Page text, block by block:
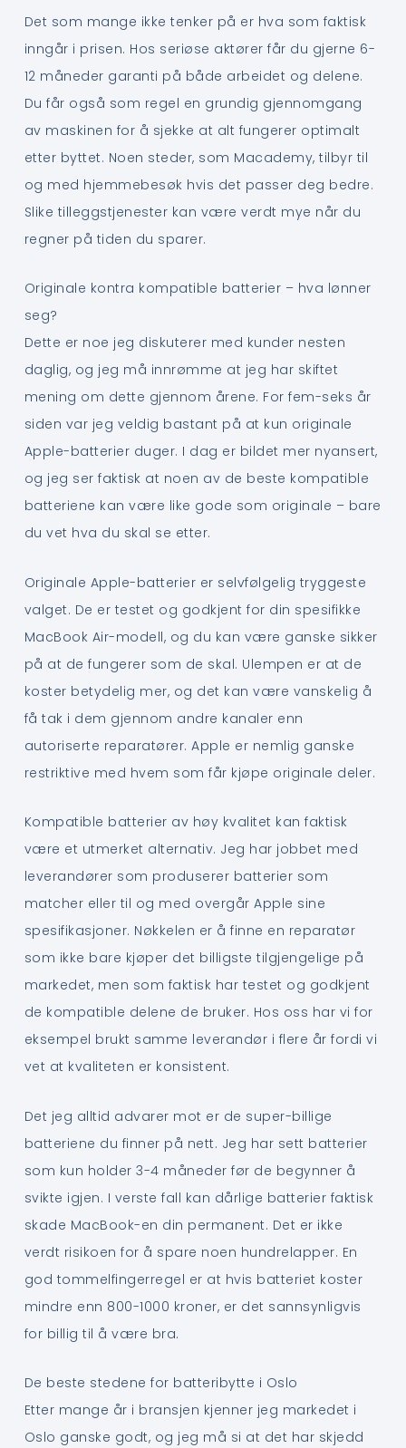
Det som mange ikke tenker på er hva som faktisk
inngår i prisen. Hos seriøse aktører får du gjerne 6-
12 måneder garanti på både arbeidet og delene.
Du får også som regel en grundig gjennomgang
av maskinen for å sjekke at alt fungerer optimalt
etter byttet. Noen steder, som Macademy, tilbyr til
og med hjemmebesøk hvis det passer deg bedre.
Slike tilleggstjenester kan være verdt mye når du
regner på tiden du sparer.
Originale kontra kompatible batterier – hva lønner
seg?
Dette er noe jeg diskuterer med kunder nesten
daglig, og jeg må innrømme at jeg har skiftet
mening om dette gjennom årene. For fem-seks år
siden var jeg veldig bastant på at kun originale
Apple-batterier duger. I dag er bildet mer nyansert,
og jeg ser faktisk at noen av de beste kompatible
batteriene kan være like gode som originale – bare
du vet hva du skal se etter.
Originale Apple-batterier er selvfølgelig tryggeste
valget. De er testet og godkjent for din spesifikke
MacBook Air-modell, og du kan være ganske sikker
på at de fungerer som de skal. Ulempen er at de
koster betydelig mer, og det kan være vanskelig å
få tak i dem gjennom andre kanaler enn
autoriserte reparatører. Apple er nemlig ganske
restriktive med hvem som får kjøpe originale deler.
Kompatible batterier av høy kvalitet kan faktisk
være et utmerket alternativ. Jeg har jobbet med
leverandører som produserer batterier som
matcher eller til og med overgår Apple sine
spesifikasjoner. Nøkkelen er å finne en reparatør
som ikke bare kjøper det billigste tilgjengelige på
markedet, men som faktisk har testet og godkjent
de kompatible delene de bruker. Hos oss har vi for
eksempel brukt samme leverandør i flere år fordi vi
vet at kvaliteten er konsistent.
Det jeg alltid advarer mot er de super-billige
batteriene du finner på nett. Jeg har sett batterier
som kun holder 3-4 måneder før de begynner å
svikte igjen. I verste fall kan dårlige batterier faktisk
skade MacBook-en din permanent. Det er ikke
verdt risikoen for å spare noen hundrelapper. En
god tommelfingerregel er at hvis batteriet koster
mindre enn 800-1000 kroner, er det sannsynligvis
for billig til å være bra.
De beste stedene for batteribytte i Oslo
Etter mange år i bransjen kjenner jeg markedet i
Oslo ganske godt, og jeg må si at det har skjedd